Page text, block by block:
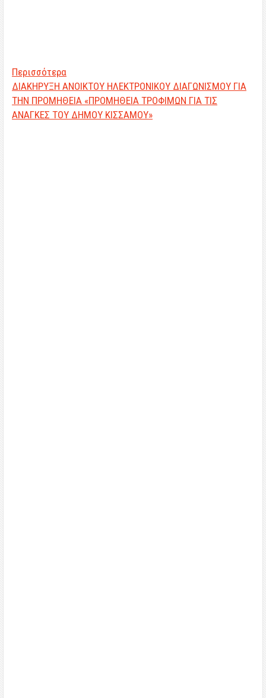
Περισσότερα
ΔΙΑΚΗΡΥΞΗ ΑΝΟΙΚΤΟΥ ΗΛΕΚΤΡΟΝΙΚΟΥ ΔΙΑΓΩΝΙΣΜΟΥ ΓΙΑ
ΤΗΝ ΠΡΟΜΗΘΕΙΑ «ΠΡΟΜΗΘΕΙΑ ΤΡΟΦΙΜΩΝ ΓΙΑ ΤΙΣ
ΑΝΑΓΚΕΣ ΤΟΥ ΔΗΜΟΥ ΚΙΣΣΑΜΟΥ»